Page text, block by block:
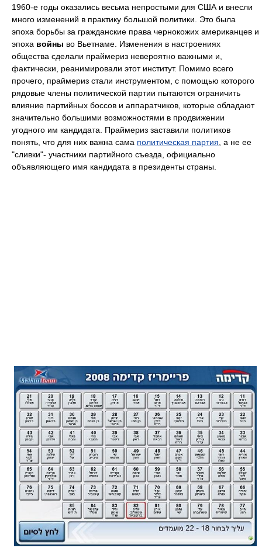
1960-е годы оказались весьма непростыми для США и внесли
много изменений в практику большой политики. Это была
эпоха борьбы за гражданские права чернокожих американцев и
эпоха войны во Вьетнаме. Изменения в настроениях
общества сделали праймериз невероятно важными и,
фактически, реанимировали этот институт. Помимо всего
прочего, праймериз стали инструментом, с помощью которого
рядовые члены политической партии пытаются ограничить
влияние партийных боссов и аппаратчиков, которые обладают
значительно большими возможностями в продвижении
угодного им кандидата. Праймериз заставили политиков
понять, что для них важна сама политическая партия , а не ее
"сливки"- участники партийного съезда, официально
объявляющего имя кандидата в президенты страны.